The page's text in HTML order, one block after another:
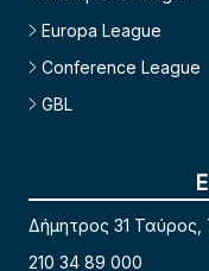
Europa League
Conference League
GBL
Δήμητρος 31 Ταύρος,
210 34 89 000